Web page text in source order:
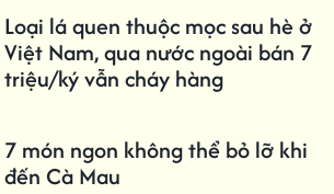
Loại lá quen thuộc mọc sau hè ở
Việt Nam, qua nước ngoài bán 7
triệu/ký vẫn cháy hàng
7 món ngon không thể bỏ lỡ khi
đến Cà Mau